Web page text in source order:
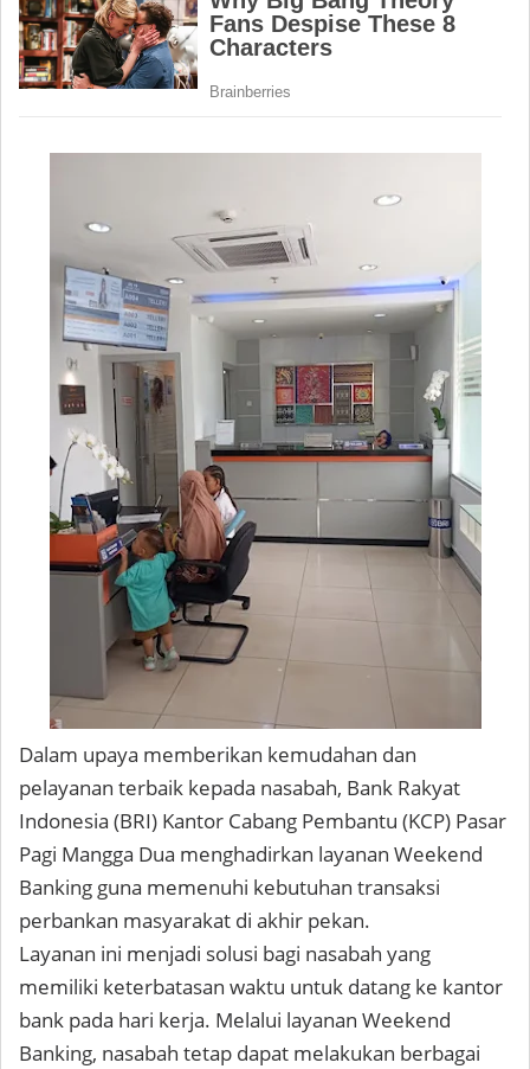
Dalam upaya memberikan kemudahan dan
pelayanan terbaik kepada nasabah, Bank Rakyat
Indonesia (BRI) Kantor Cabang Pembantu (KCP) Pasar
Pagi Mangga Dua menghadirkan layanan Weekend
Banking guna memenuhi kebutuhan transaksi
perbankan masyarakat di akhir pekan.
Layanan ini menjadi solusi bagi nasabah yang
memiliki keterbatasan waktu untuk datang ke kantor
bank pada hari kerja. Melalui layanan Weekend
Banking, nasabah tetap dapat melakukan berbagai